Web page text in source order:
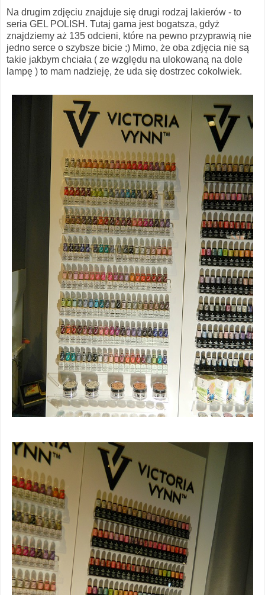
Na drugim zdjęciu znajduje się drugi rodzaj lakierów - to
seria GEL POLISH. Tutaj gama jest bogatsza, gdyż
znajdziemy aż 135 odcieni, które na pewno przyprawią nie
jedno serce o szybsze bicie ;) Mimo, że oba zdjęcia nie są
takie jakbym chciała ( ze względu na ulokowaną na dole
lampę ) to mam nadzieję, że uda się dostrzec cokolwiek.